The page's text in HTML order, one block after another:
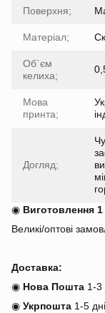
Поверхня;
Матеріал;
Об`єм
келиха;
Мова
принта;
Догляд;
◉ Виготовлення
Великі/оптові
Доставка:
◉ Нова Пошта 1-3
◉ Укрпошта 1-5